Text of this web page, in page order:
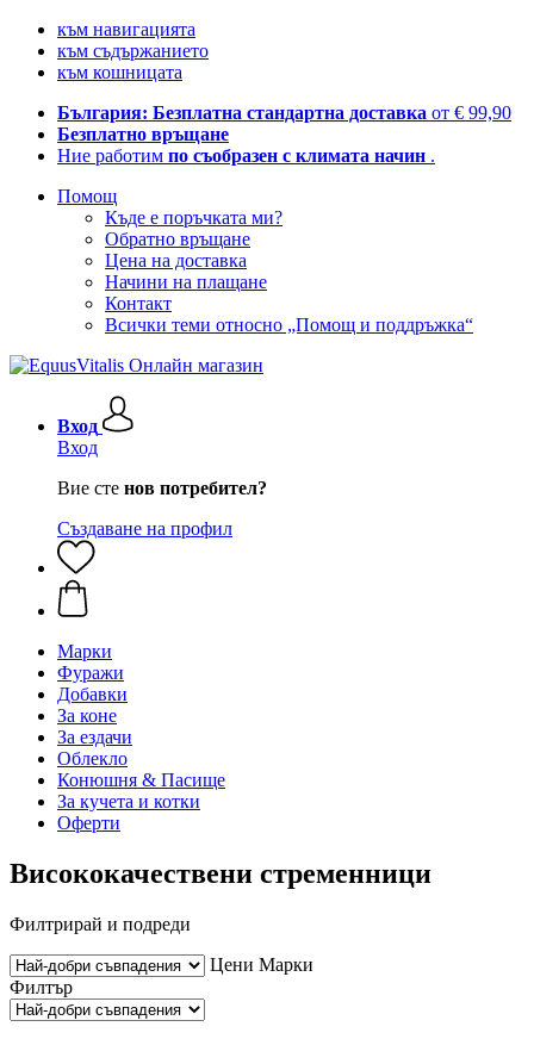
към навигацията
към съдържанието
към кошницата
България: Безплатна стандартна доставка от € 99,90
Безплатно връщане
Ние работим по съобразен с климата начин .
Помощ
Къде е поръчката ми?
Обратно връщане
Цена на доставка
Начини на плащане
Контакт
Всички теми относно „Помощ и поддръжка“
Вход
Вход
Вие сте нов потребител?
Създаване на профил
Марки
Фуражи
Добавки
За коне
За ездачи
Облекло
Конюшня & Пасище
За кучета и котки
Оферти
Висококачествени стременници
Филтрирай и подреди
Цени Марки
Филтър